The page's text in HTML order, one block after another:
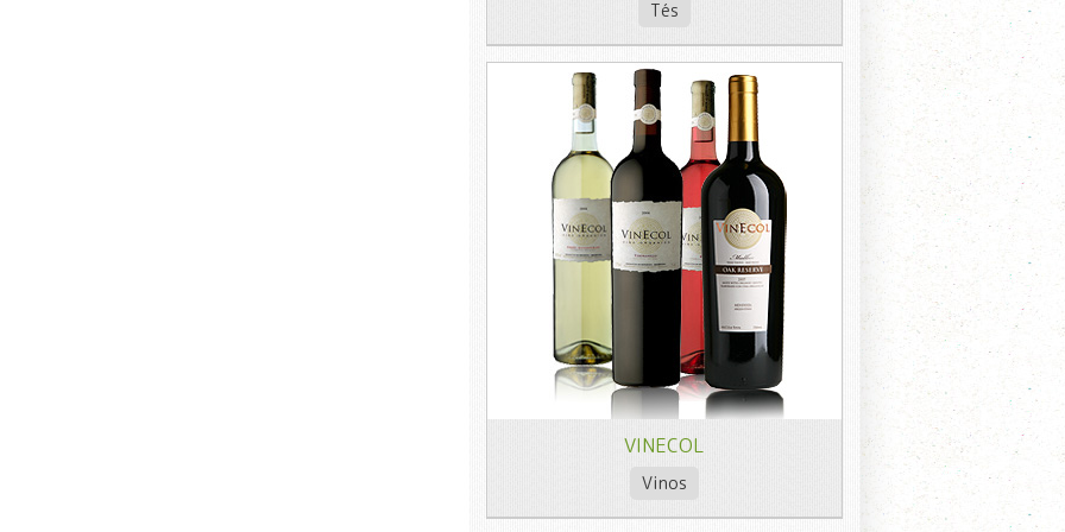
Tés
VINECOL
Vinos